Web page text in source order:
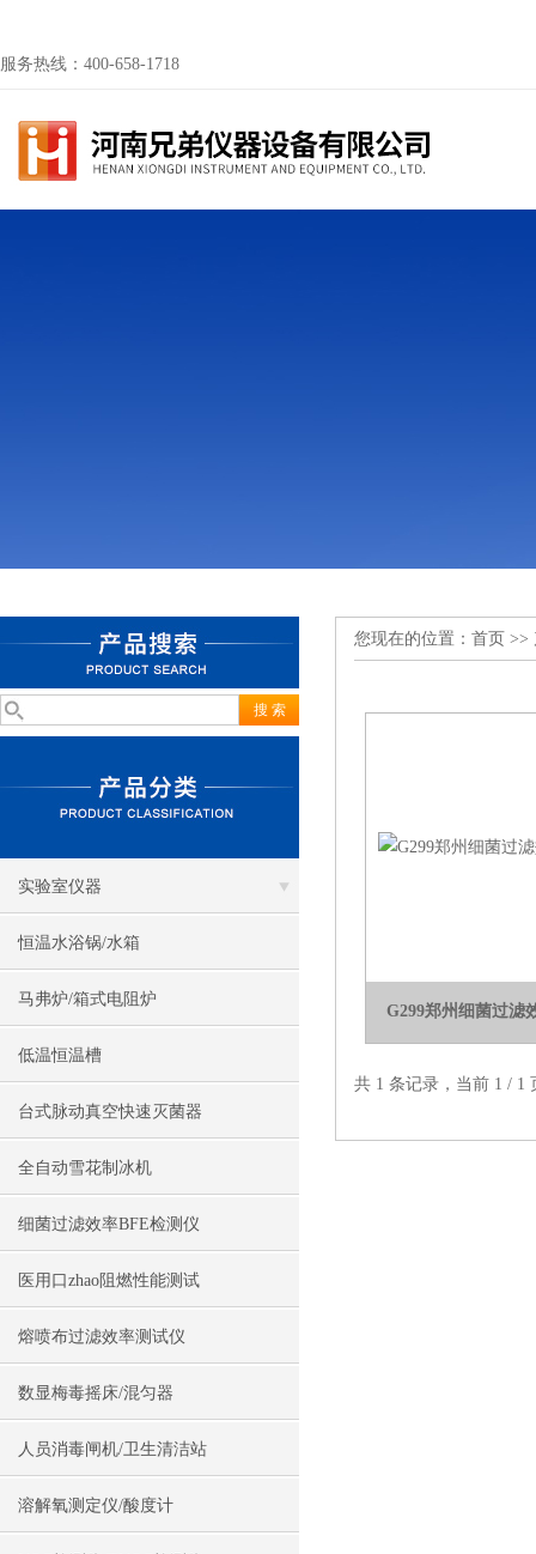
服务热线：400-658-1718
实验室仪器
恒温水浴锅/水箱
马弗炉/箱式电阻炉
低温恒温槽
台式脉动真空快速灭菌器
全自动雪花制冰机
细菌过滤效率BFE检测仪
医用口zhao阻燃性能测试
熔喷布过滤效率测试仪
数显梅毒摇床/混匀器
人员消毒闸机/卫生清洁站
溶解氧测定仪/酸度计
您现在的位置： 首页 >>
G299郑州细菌过滤
共 1 条记录，当前 1 /